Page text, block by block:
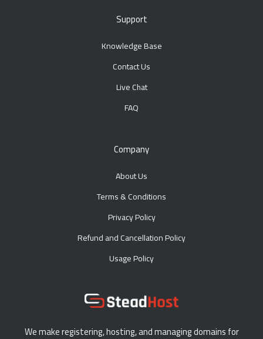
Support
Knowledge Base
Contact Us
Live Chat
FAQ
Company
About Us
Terms & Conditions
Privacy Policy
Refund and Cancellation Policy
Usage Policy
We make registering, hosting, and managing domains for